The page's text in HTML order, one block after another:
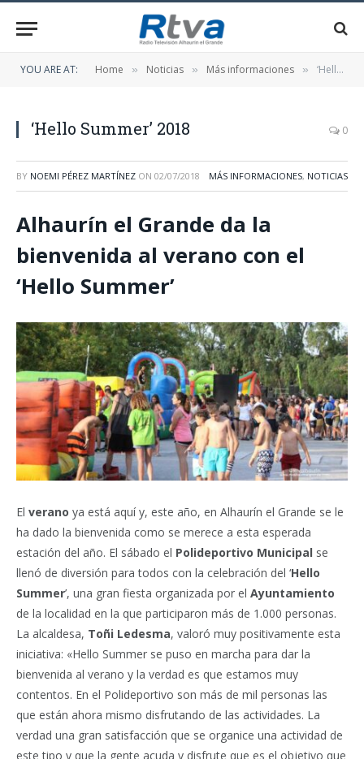
YOU ARE AT: Home » Noticias » Más informaciones » ‘Hello Summer’ 2018
‘Hello Summer’ 2018 0
BY NOEMI PÉREZ MARTÍNEZ ON 02/07/2018 MÁS INFORMACIONES, NOTICIAS
Alhaurín el Grande da la
bienvenida al verano con el
‘Hello Summer’
El verano ya está aquí y, este año, en Alhaurín el Grande se le
ha dado la bienvenida como se merece a esta esperada
estación del año. El sábado el Polideportivo Municipal se
llenó de diversión para todos con la celebración del ‘Hello
Summer’, una gran fiesta organizada por el Ayuntamiento
de la localidad en la que participaron más de 1.000 personas.
La alcaldesa, Toñi Ledesma, valoró muy positivamente esta
iniciativa: «Hello Summer se puso en marcha para dar la
bienvenida al verano y la verdad es que estamos muy
contentos. En el Polideportivo son más de mil personas las
que están ahora mismo disfrutando de las actividades. La
verdad una gran satisfacción que se organice una actividad de
este tipo y que la gente acuda y disfrute que es el objetivo que